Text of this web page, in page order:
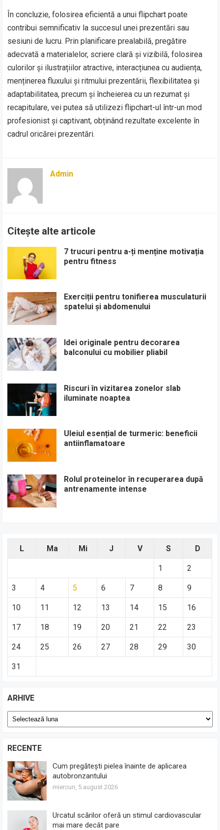
În concluzie, folosirea eficientă a unui flipchart poate
contribui semnificativ la succesul unei prezentări sau
sesiuni de lucru. Prin planificare prealabilă, pregătire
adecvată a materialelor, scriere clară și vizibilă, folosirea
culorilor și ilustrațiilor atractive, interacțiunea cu audiența,
menținerea fluxului și ritmului prezentării, flexibilitatea și
adaptabilitatea, precum și încheierea cu un rezumat și
recapitulare, vei putea să utilizezi flipchart-ul într-un mod
profesionist și captivant, obținând rezultate excelente în
cadrul oricărei prezentări.
Admin
Citește alte articole
7 trucuri pentru a-ți menține motivația
pentru fitness
Exerciții pentru tonifierea musculaturii
spatelui și abdomenului
Idei originale pentru decorarea
balconului cu mobilier pliabil
Riscuri în vizitarea zonelor slab
iluminate noaptea
Uleiul esențial de turmeric: beneficii
antiinflamatoare
Rolul proteinelor în recuperarea după
antrenamente intense
L Ma Mi J V S D
1 2
3 4 5 6 7 8 9
10 11 12 13 14 15 16
17 18 19 20 21 22 23
24 25 26 27 28 29 30
31
ARHIVE
Arhive
RECENTE
Cum pregătești pielea înainte de aplicarea
autobronzantului
miercuri, 5 august 2026
Urcatul scărilor oferă un stimul cardiovascular
mai mare decât pare